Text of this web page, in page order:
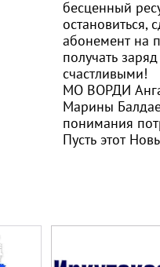
бесценный
остановиться,
абонемент на
получать
счастливыми!
МО ВОРДИ
Марины
понимания
Пусть этот